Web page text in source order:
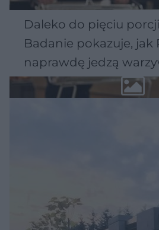
Daleko do pięciu
Badanie pokazuje, jak
naprawdę jedzą